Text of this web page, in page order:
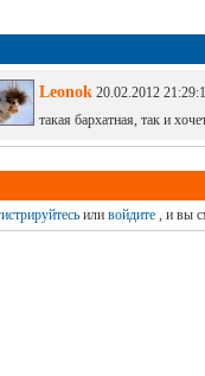
Leonok20.02.2012
такая бархатная, так и
или войдите, и вы